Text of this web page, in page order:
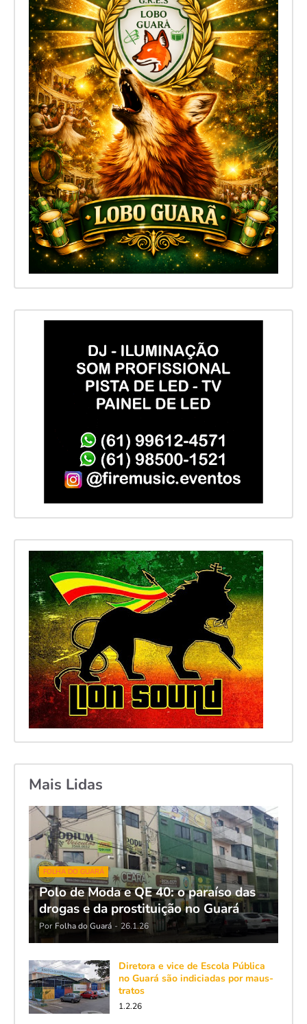
Mais Lidas
FOLHA DO GUARÁ
Polo de Moda e QE 40: o paraíso das
drogas e da prostituição no Guará
Por Folha do Guará - 26.1.26
Diretora e vice de Escola Pública
no Guará são indiciadas por maus-
tratos
1.2.26